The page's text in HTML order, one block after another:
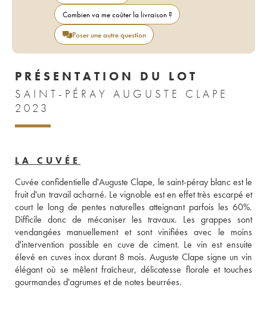
Combien va me coûter la livraison ?
Poser une autre question
PRÉSENTATION DU LOT
SAINT-PÉRAY AUGUSTE CLAPE
2023
LA CUVÉE
Cuvée confidentielle d'Auguste Clape, le saint-péray blanc est le
fruit d'un travail acharné. Le vignoble est en effet très escarpé et
court le long de pentes naturelles atteignant parfois les 60%.
Difficile donc de mécaniser les travaux. Les grappes sont
vendangées manuellement et sont vinifiées avec le moins
d'intervention possible en cuve de ciment. Le vin est ensuite
élevé en cuves inox durant 8 mois. Auguste Clape signe un vin
élégant où se mêlent fraîcheur, délicatesse florale et touches